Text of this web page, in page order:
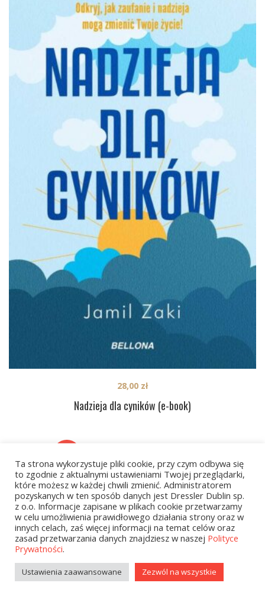
Nadzieja dla cyników (e-book)
28,00 zł
Kategorie
Ta strona wykorzystuje pliki cookie, przy czym odbywa się
to zgodnie z aktualnymi ustawieniami Twojej przeglądarki,
które możesz w każdej chwili zmienić. Administratorem
pozyskanych w ten sposób danych jest Dressler Dublin sp.
z o.o. Informacje zapisane w plikach cookie przetwarzamy
w celu umożliwienia prawidłowego działania strony oraz w
innych celach, zaś więcej informacji na temat celów oraz
zasad przetwarzania danych znajdziesz w naszej Polityce
Prywatności.
Ustawienia zaawansowane Zezwól na wszystkie